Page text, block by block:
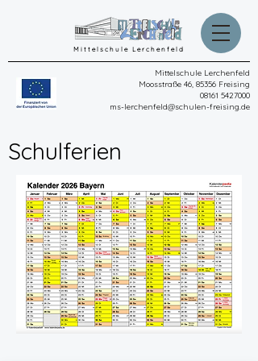
Mittelschule Lerchenfeld
Moosstraße 46, 85356 Freising
08161 5427000
ms-lerchenfeld@schulen-freising.de
Mittelschule Lerchenfeld
Schulferien